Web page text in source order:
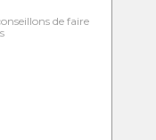
de faire